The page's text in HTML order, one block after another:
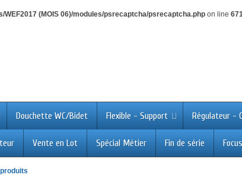
WEF2017 (MOIS 06)/modules/psrecaptcha/psrecaptcha.php on line
Douchette WC/Bidet Flexible - Support Régulateur -
Vente en Lot Spécial Métier Fin de série